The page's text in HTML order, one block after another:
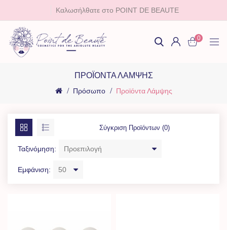
Καλωσήλθατε στο POINT DE BEAUTE
0
ΠΡΟΪΌΝΤΑ ΛΆΜΨΗΣ
Πρόσωπο Προϊόντα Λάμψης
Σύγκριση Προϊόντων (0)
Ταξινόμηση:
Εμφάνιση: